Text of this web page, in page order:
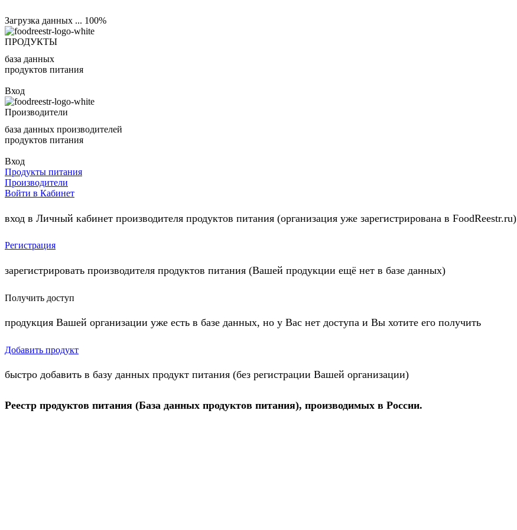
Загрузка данных ... 100%
ПРОДУКТЫ
база данных
продуктов питания
Вход
Производители
база данных производителей
продуктов питания
Вход
Продукты питания
Производители
Войти в Кабинет
вход в Личный кабинет производителя продуктов питания (организация уже зарегистрирована в FoodReestr.ru)
Регистрация
зарегистрировать производителя продуктов питания (Вашей продукции ещё нет в базе данных)
Получить доступ
продукция Вашей организации уже есть в базе данных, но у Вас нет доступа и Вы хотите его получить
Добавить продукт
быстро добавить в базу данных продукт питания (без регистрации Вашей организации)
Реестр продуктов питания (База данных продуктов питания), производимых в России.